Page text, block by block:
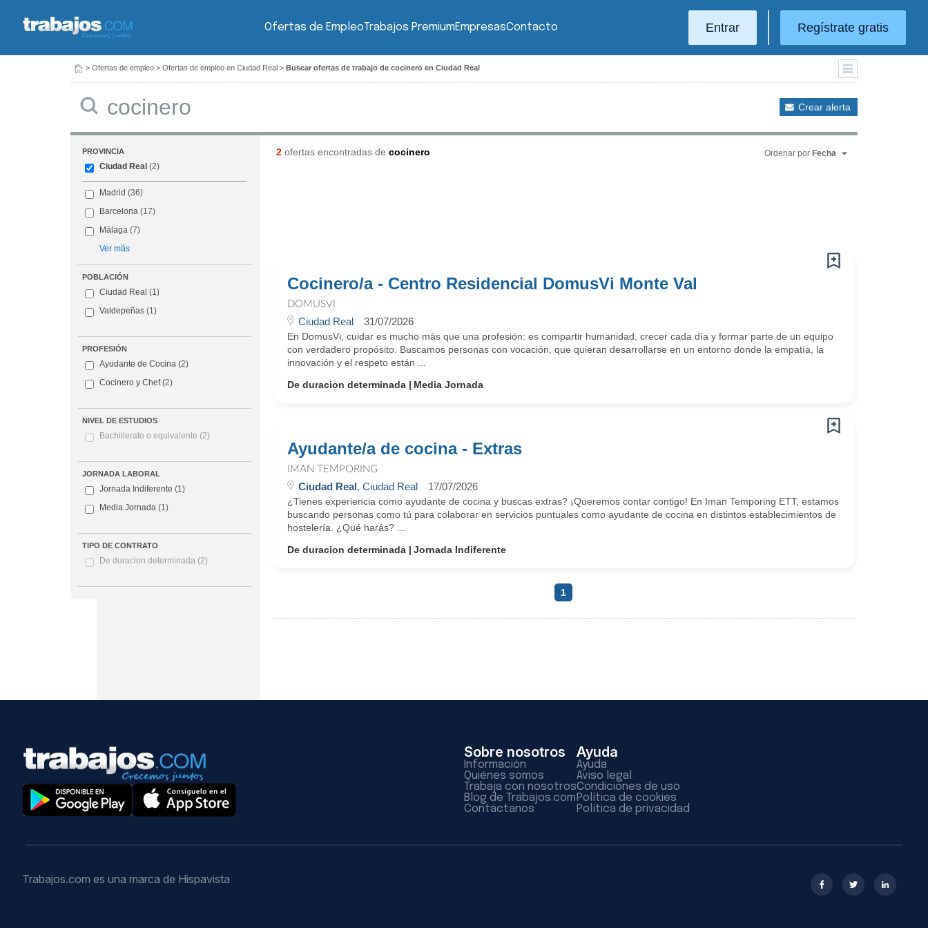
Ofertas de EmpleoTrabajos PremiumEmpresasContacto Entrar Regístrate gratis
> Ofertas de empleo > Ofertas de empleo en Ciudad Real > Buscar ofertas de trabajo de cocinero en Ciudad Real
Crear alerta
PROVINCIA
Ciudad Real (2)
Madrid (36)
Barcelona (17)
Málaga (7)
Ver más
POBLACIÓN
Ciudad Real (1)
Valdepeñas (1)
PROFESIÓN
Ayudante de Cocina (2)
Cocinero y Chef(2)
NIVEL DE ESTUDIOS
Bachillerato o equivalente (2)
JORNADA LABORAL
Jornada Indiferente (1)
Media Jornada (1)
TIPO DE CONTRATO
De duracion determinada (2)
2ofertas encontradas de cocinero Ordenar por Fecha
Cocinero/a - Centro Residencial DomusVi Monte Val
DOMUSVI
Ciudad Real 31/07/2026
En DomusVi, cuidar es mucho más que una profesión: es compartir humanidad, crecer cada día y formar parte de un equipo
con verdadero propósito. Buscamos personas con vocación, que quieran desarrollarse en un entorno donde la empatía, la
innovación y el respeto están ...
De duracion determinada
Media Jornada
Ayudante/a de cocina - Extras
IMAN TEMPORING
Ciudad Real, Ciudad Real 17/07/2026
¿Tienes experiencia como ayudante de cocina y buscas extras? ¡Queremos contar contigo! En Iman Temporing ETT, estamos
buscando personas como tú para colaborar en servicios puntuales como ayudante de cocina en distintos establecimientos de
hostelería. ¿Qué harás? ...
De duracion determinada
Jornada Indiferente
1
Sobre nosotros
Información
Quiénes somos
Trabaja con nosotros
Blog de Trabajos.com
Contáctanos
Ayuda
Ayuda
Aviso legal
Condiciones de uso
Política de cookies
Política de privacidad
Trabajos.com es una marca de Hispavista